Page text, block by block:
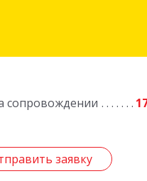
сопровождении
заявку
заявку